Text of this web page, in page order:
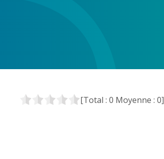
[Total :0 Moyenne :0]